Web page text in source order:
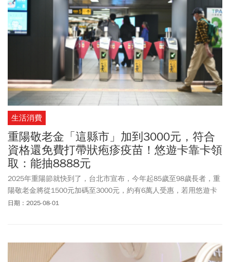
生活消費
重陽敬老金「這縣市」加到3000元，符合
資格還免費打帶狀疱疹疫苗！悠遊卡靠卡領
取：能抽8888元
2025年重陽節就快到了，台北市宣布，今年起85歲至98歲長者，重
陽敬老金將從1500元加碼至3000元，約有6萬人受惠，若用悠遊卡
靠卡領取，還有機會抽中8888元獎金。此外，北市自9月1日起，提
市重陽敬老金領取資格、金額是多少、何時能領？以及若拿悠遊卡
日期：2025-08-01